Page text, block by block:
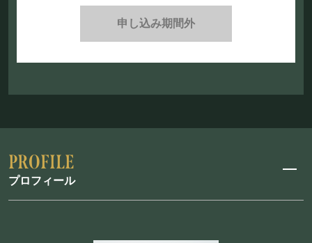
申し込み期間外
プロフィール